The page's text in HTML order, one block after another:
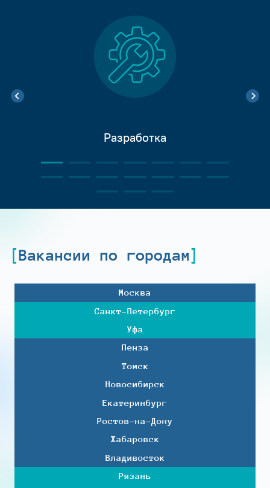
Разработка
Вакансии по городам
Москва
Санкт-Петербург
Уфа
Пенза
Томск
Новосибирск
Екатеринбург
Ростов-на-Дону
Хабаровск
Владивосток
Рязань